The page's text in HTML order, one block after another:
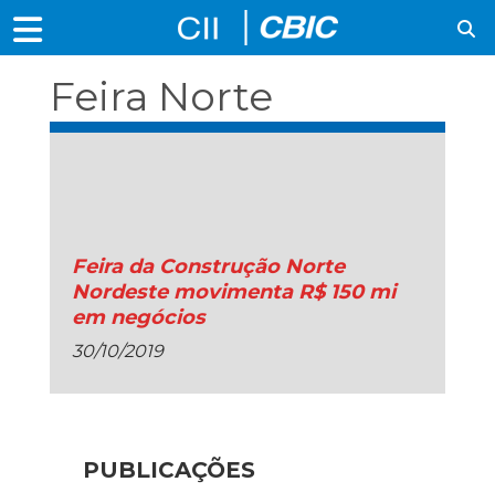
Feira Norte
Nordeste da
Feira da Construção Norte
Nordeste movimenta R$ 150 mi
em negócios
30/10/2019
PUBLICAÇÕES